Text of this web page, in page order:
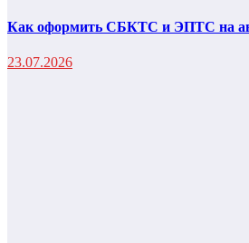
Как оформить СБКТС и ЭПТС на
23.07.2026